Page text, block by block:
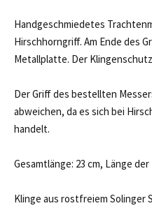
Handgeschmiedetes
Hirschhorngriff. Am Ende des
Metallplatte. Der
Der Griff des bestellten
abweichen, da es sich bei
handelt.
Gesamtlänge: 23 cm, Länge der
Klinge aus rostfreiem Solinger